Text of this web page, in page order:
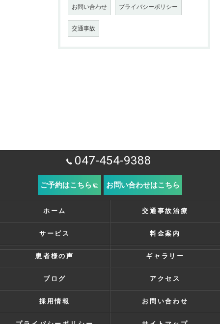
お問い合わせ プライバシーポリシー
交通事故
047-454-9388
ご予約はこちら お問い合わせはこちら
ホーム 交通事故治療
サービス 料金案内
患者様の声 ギャラリー
ブログ アクセス
採用情報 お問い合わせ